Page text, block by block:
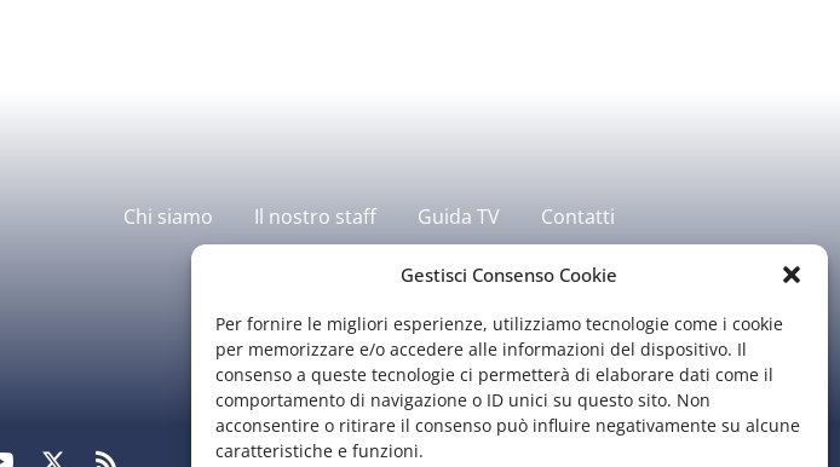
Gestisci Consenso Cookie
Per fornire le migliori esperienze, utilizziamo tecnologie come i cookie
per memorizzare e/o accedere alle informazioni del dispositivo. Il
consenso a queste tecnologie ci permetterà di elaborare dati come il
comportamento di navigazione o ID unici su questo sito. Non
acconsentire o ritirare il consenso può influire negativamente su alcune
caratteristiche e funzioni.
Chi siamo Il nostro staff Guida TV Contatti